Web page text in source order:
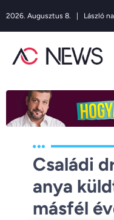
2026. Augusztus 8. | László
Családi
anya
másfél